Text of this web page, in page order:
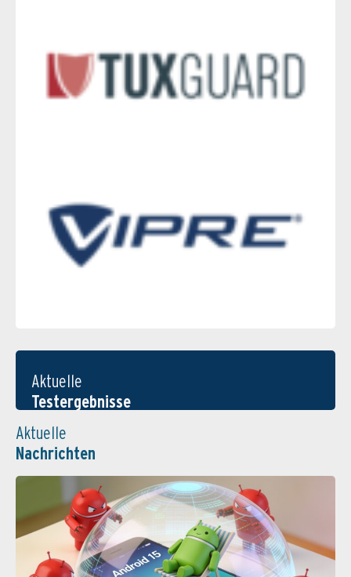
Aktuelle
Testergebnisse
Aktuelle
Nachrichten